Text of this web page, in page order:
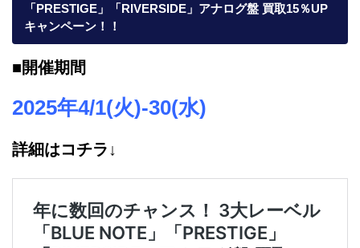
「PRESTIGE」「RIVERSIDE」アナログ盤 買取15％UP
キャンペーン！！
■開催期間
2025年4/1(火)-30(水)
詳細はコチラ↓